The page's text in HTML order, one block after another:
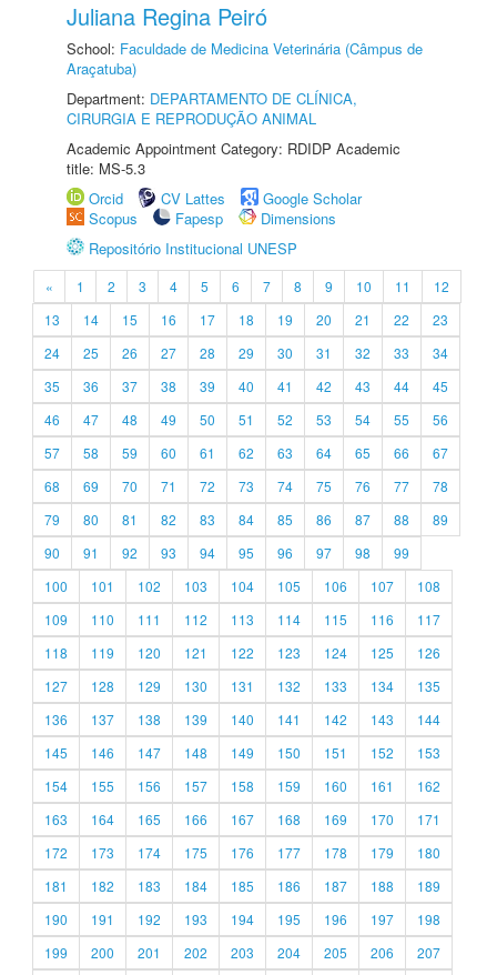
Juliana Regina Peiró
School: Faculdade de Medicina Veterinária (Câmpus de
Araçatuba)
Department: DEPARTAMENTO DE CLÍNICA,
CIRURGIA E REPRODUÇÃO ANIMAL
Academic Appointment Category: RDIDP Academic
title: MS-5.3
Orcid
CV Lattes
Google Scholar
Scopus
Fapesp
Dimensions
Repositório Institucional UNESP
« 1 2 3 4 5 6 7 8 9 10 11
12
13
14 15 16 17 18 19 20 21 22
23
24
25 26 27 28 29 30 31 32 33
34
35
36 37 38 39 40 41 42 43 44
45
46
47 48 49 50 51 52 53 54 55
56
57
58 59 60 61 62 63 64 65 66
67
68
69 70 71 72 73 74 75 76 77
78
79
80 81 82 83 84 85 86 87 88
89
90
91 92 93 94 95 96 97 98
99
100
101 102 103 104 105 106 107
108
109
110 111 112 113 114 115 116
117
118
119 120 121 122 123 124 125
126
127
128 129 130 131 132 133 134
135
136
137 138 139 140 141 142 143
144
145
146 147 148 149 150 151 152
153
154
155 156 157 158 159 160 161
162
163
164 165 166 167 168 169 170
171
172
173 174 175 176 177 178 179
180
181
182 183 184 185 186 187 188
189
190
191 192 193 194 195 196 197
198
199
200 201 202 203 204 205 206
207